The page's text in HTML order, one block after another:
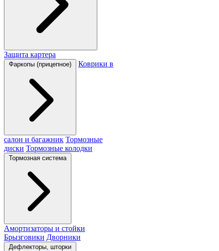
Защита картера
Фаркопы (прицепное) Коврики в
салон и багажник Тормозные
диски Тормозные колодки
Тормозная система
Амортизаторы и стойки
Брызговики Дворники
Дефлекторы, шторки